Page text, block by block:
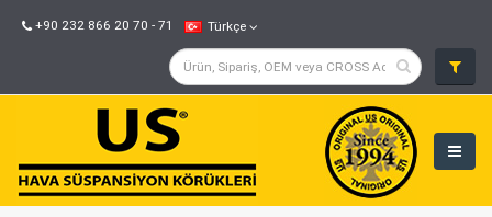
+90 232 866 20 70 - 71 Türkçe